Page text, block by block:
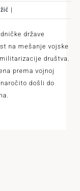
|
države
na mešanje vojske
društva.
prema vojnoj
došli do